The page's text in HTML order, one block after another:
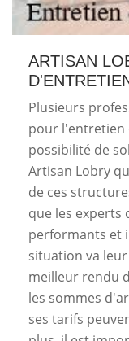
ARTISAN
Plusieurs
pour l'entretien
possibilité de
Artisan Lobry
de ces
que les experts
performants et
situation va
meilleur rendu
les sommes
ses tarifs